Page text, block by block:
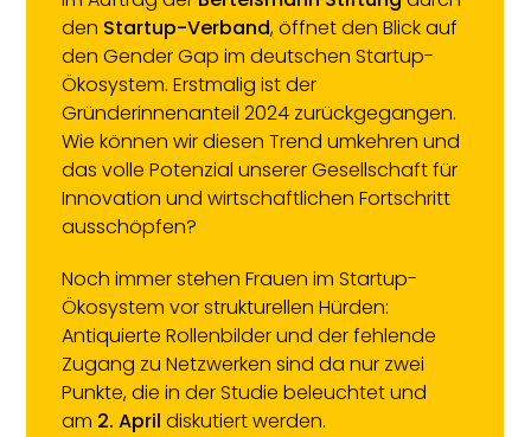
den Startup-Verband, öffnet den Blick auf
den Gender Gap im deutschen Startup-
Ökosystem. Erstmalig ist der
Gründerinnenanteil 2024 zurückgegangen.
Wie können wir diesen Trend umkehren und
das volle Potenzial unserer Gesellschaft für
Innovation und wirtschaftlichen Fortschritt
ausschöpfen?
Noch immer stehen Frauen im Startup-
Ökosystem vor strukturellen Hürden:
Antiquierte Rollenbilder und der fehlende
Zugang zu Netzwerken sind da nur zwei
Punkte, die in der Studie beleuchtet und
am 2. April diskutiert werden.